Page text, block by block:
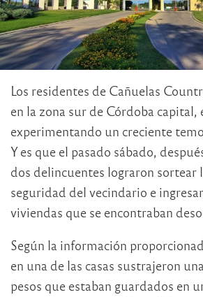
Los residentes de Cañuelas
en la zona sur de Córdoba capital,
experimentando un creciente
Y es que el pasado sábado,
dos delincuentes lograron sortear
seguridad del vecindario e
viviendas que se encontraban
Según la información
en una de las casas sustrajeron
pesos que estaban guardados en